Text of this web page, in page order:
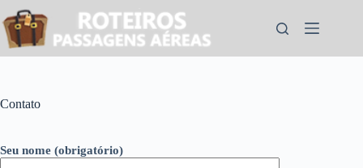
para
o
conteúdo
Contato
Seu nome (obrigatório)